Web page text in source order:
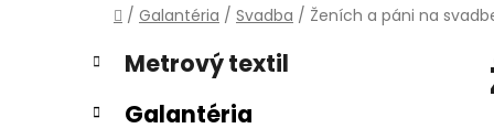
Domov
/ Galantéria / Svadba / Ženích a páni na
B
o
č
Preskočiť
kategórie
K
a
t
e
Metrový textil
Galantéria